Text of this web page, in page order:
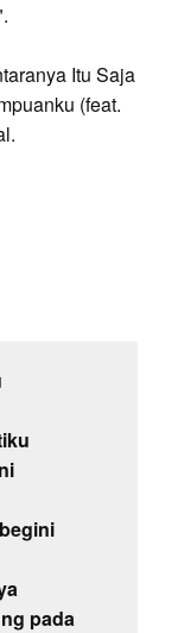
Itu Saja
(feat.
pada